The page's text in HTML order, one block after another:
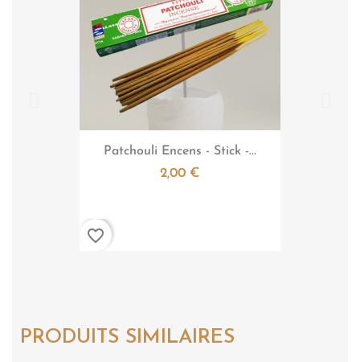
Aperçu rapide
Patchouli Encens - Stick -...
2,00 €
favorite_border
PRODUITS SIMILAIRES